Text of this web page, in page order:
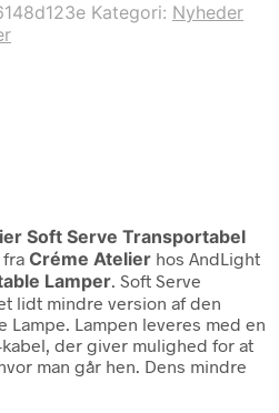
Kategori: Nyheder
Soft Serve Transportabel
fra Créme Atelier hos AndLight
Lamper. Soft Serve
lidt mindre version af den
Lampen leveres med en
der giver mulighed for at
man går hen. Dens mindre